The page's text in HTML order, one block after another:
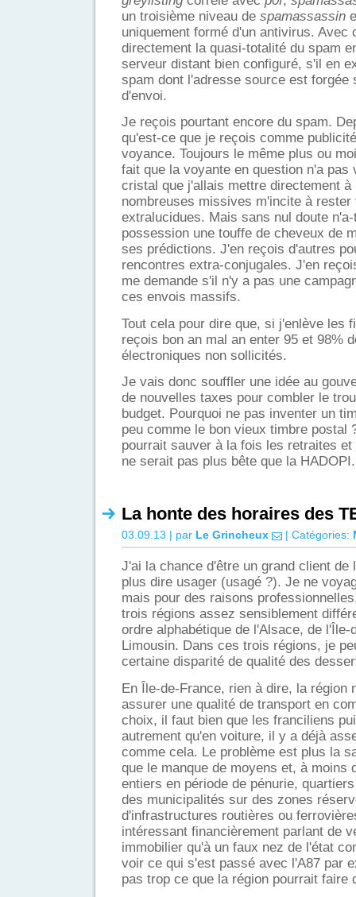
un troisième niveau de spamassassin
uniquement formé d'un antivirus. Avec
directement la quasi-totalité du spam
serveur distant bien configuré, s'il en
spam dont l'adresse source est forgée
d'envoi.
Je reçois pourtant encore du spam.
qu'est-ce que je reçois comme
voyance. Toujours le même plus ou
fait que la voyante en question n'a pas
cristal que j'allais mettre directement à
nombreuses missives m'incite à
extralucidues. Mais sans nul doute
possession une touffe de cheveux de
ses prédictions. J'en reçois d'autres
rencontres extra-conjugales. J'en
me demande s'il n'y a pas une
ces envois massifs.
Tout cela pour dire que, si j'enlève les
reçois bon an mal an enter 95 et 98%
électroniques non sollicités.
Je vais donc souffler une idée au
de nouvelles taxes pour combler le
budget. Pourquoi ne pas inventer un
peu comme le bon vieux timbre postal
pourrait sauver à la fois les retraites
ne serait pas plus bête que la HADOPI.
La honte des horaires des
03.09.13 | par Le Grincheux | Catégories:
J'ai la chance d'être un grand client de
plus dire usager (usagé ?). Je ne
mais pour des raisons
trois régions assez sensiblement
ordre alphabétique de l'Alsace, de l'Île-
Limousin. Dans ces trois régions, je
certaine disparité de qualité des
En Île-de-France, rien à dire, la région
assurer une qualité de transport en
choix, il faut bien que les franciliens
autrement qu'en voiture, il y a déjà
comme cela. Le problème est plus la
que le manque de moyens et, à moins
entiers en période de pénurie,
des municipalités sur des zones
d'infrastructures routières ou
intéressant financièrement parlant de
immobilier qu'à un faux nez de l'état
voir ce qui s'est passé avec l'A87 par
pas trop ce que la région pourrait faire